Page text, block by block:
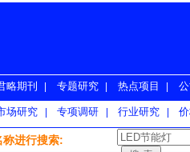
略期刊 专题研究 热点项目
场研究 专项调研 行业研究
称进行搜索: